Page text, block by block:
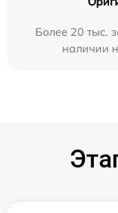
Более 20 тыс.
наличии